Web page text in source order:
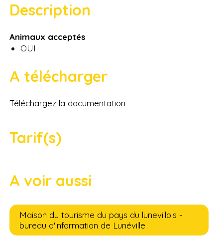
Description
Animaux acceptés
OUI
A télécharger
Téléchargez la documentation
Tarif(s)
A voir aussi
Maison du tourisme du pays du lunevillois -
bureau d'information de Lunéville